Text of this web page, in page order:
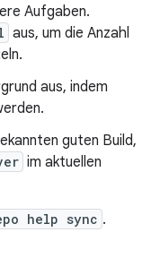
Aufgaben.
aus, um die Anzahl
aus, indem
guten Build,
im aktuellen
help sync .